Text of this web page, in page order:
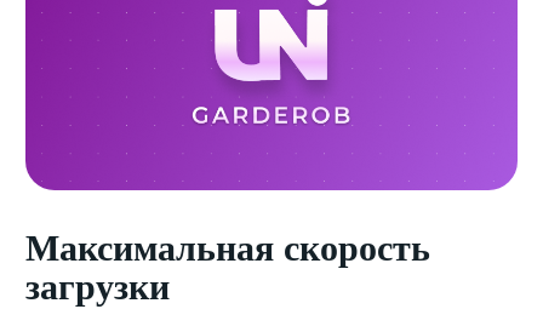
Максимальная скорость
загрузки